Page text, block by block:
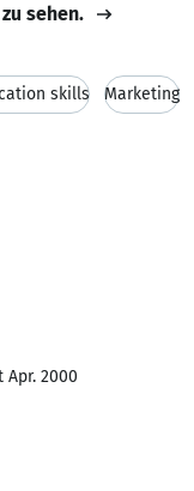
sehen.
skills Marketing
Apr. 2000